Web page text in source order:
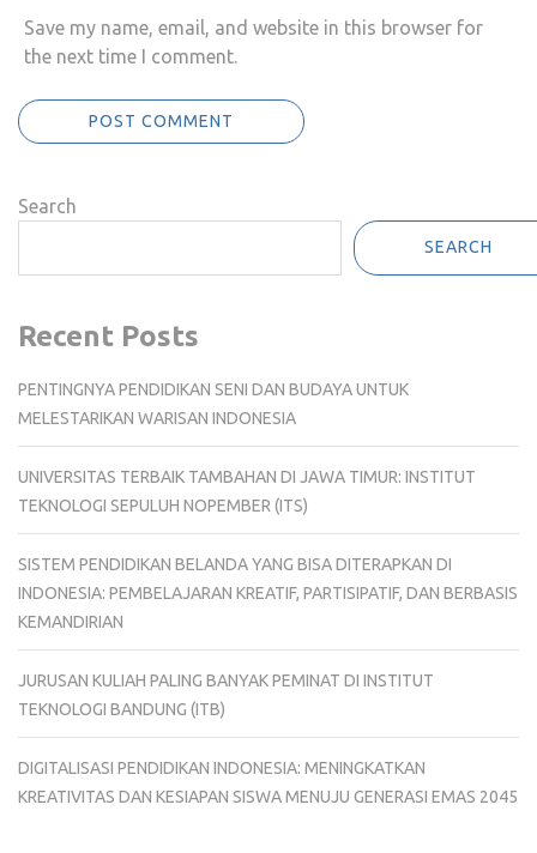
Save my name, email, and website in this browser for
the next time I comment.
Search
SEARCH
Recent Posts
PENTINGNYA PENDIDIKAN SENI DAN BUDAYA UNTUK
MELESTARIKAN WARISAN INDONESIA
UNIVERSITAS TERBAIK TAMBAHAN DI JAWA TIMUR: INSTITUT
TEKNOLOGI SEPULUH NOPEMBER (ITS)
SISTEM PENDIDIKAN BELANDA YANG BISA DITERAPKAN DI
INDONESIA: PEMBELAJARAN KREATIF, PARTISIPATIF, DAN BERBASIS
KEMANDIRIAN
JURUSAN KULIAH PALING BANYAK PEMINAT DI INSTITUT
TEKNOLOGI BANDUNG (ITB)
DIGITALISASI PENDIDIKAN INDONESIA: MENINGKATKAN
KREATIVITAS DAN KESIAPAN SISWA MENUJU GENERASI EMAS 2045